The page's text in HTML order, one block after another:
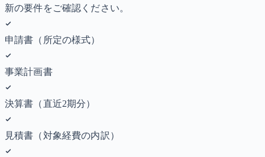
新の要件をご確認ください。
申請書（所定の様式）
事業計画書
決算書（直近2期分）
見積書（対象経費の内訳）